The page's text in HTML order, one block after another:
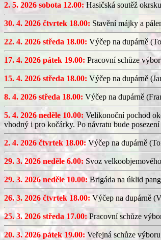
2. 5. 2026 sobota 12.00: Hasičská soutěž
30. 4. 2026 čtvrtek 18.00: Stavění májky a
22. 4. 2026 středa 18.00: Výčep na dupárně
17. 4. 2026 pátek 19.00: Pracovní schůze
15. 4. 2026 středa 18.00: Výčep na dupárně
8. 4. 2026 středa 18.00: Výčep na dupárně
5. 4. 2026 neděle 10.00: Velikonoční pochod
vhodný i pro kočárky. Po návratu bude posezení
2. 4. 2026 čtvrtek 18.00: Výčep na dupárně
29. 3. 2026 neděle 6.00: Svoz
29. 3. 2026 neděle 10.00: Brigáda na úklid
26. 3. 2026 čtvrtek 18.00: Výčep na dupárně
25. 3. 2026 středa 17.00: Pracovní schůze
20. 3. 2026 pátek 19.00: Veřejná schůze